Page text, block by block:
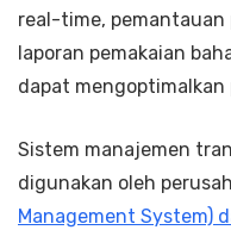
real-time, pemantauan
laporan pemakaian
dapat mengoptimalkan
Sistem manajemen
digunakan oleh
Management System)